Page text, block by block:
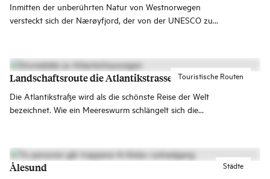
Inmitten der unberührten Natur von Westnorwegen
versteckt sich der Nærøyfjord, der von der UNESCO zum
Touristische Routen
Landschaftsroute die Atlantikstrasse
Die Atlantikstraße wird als die schönste Reise der Welt
bezeichnet. Wie ein Meereswurm schlängelt sich die
Städte
Ålesund